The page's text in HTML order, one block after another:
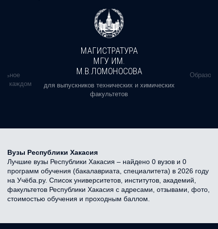
в каждом
МАГИСТРАТУРА
МГУ ИМ.
М.В.ЛОМОНОСОВА
для выпускников технических и химических
факультетов
Вузы Республики Хакасия
Лучшие вузы Республики Хакасия – найдено 0 вузов и 0
программ обучения (бакалавриата, специалитета) в 2026 году
на Учёба.ру. Список университетов, институтов, академий,
факультетов Республики Хакасия с адресами, отзывами, фото,
стоимостью обучения и проходным баллом.